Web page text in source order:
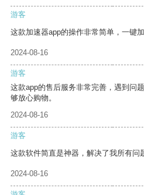
游客
这款加速器app的操作非常简单，一键
2024-08-16
游客
这款app的售后服务非常完善，遇到问
够放心购物。
2024-08-16
游客
这款软件简直是神器，解决了我所有问
2024-08-16